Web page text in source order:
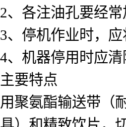
2、各注油孔要经
3、停机作业时，
4、机器停用时应
主要特点
用聚氨酯输送带（